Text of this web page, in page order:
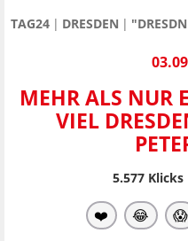
TAG24 DRESDEN
MEHR ALS NUR
VIEL
5.577Klicks
❤️ 😂 😱